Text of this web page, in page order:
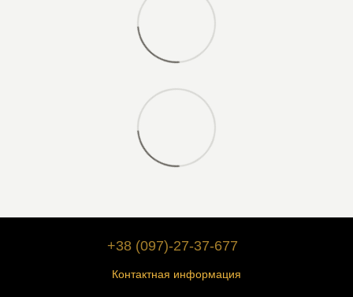
+38 (097)-27-37-677
Контактная информация